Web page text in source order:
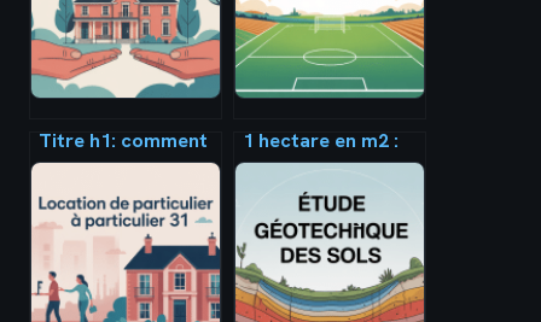
Titre h1: comment
obtenir une maison
donnée
gratuitement en
france : ce qu’il
faut vraiment
savoir
1 hectare en m2 :
conversions,
usages et exemples
concrets